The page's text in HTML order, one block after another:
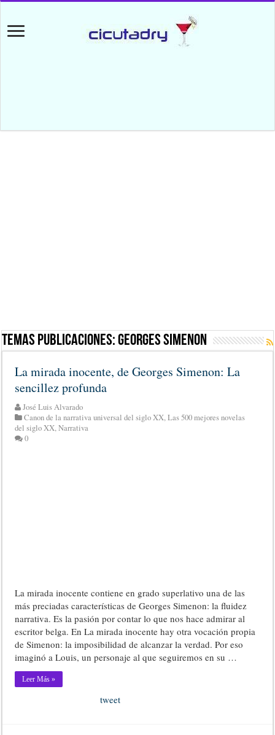
Temas Publicaciones:Georges Simenon
La mirada inocente, de Georges Simenon: La
sencillez profunda
José Luis Alvarado
Canon de la narrativa universal del siglo XX,Las 500 mejores novelas
del siglo XX,Narrativa
0
La mirada inocente contiene en grado superlativo una de las
más preciadas características de Georges Simenon: la fluidez
narrativa. Es la pasión por contar lo que nos hace admirar al
escritor belga. En La mirada inocente hay otra vocación propia
de Simenon: la imposibilidad de alcanzar la verdad. Por eso
imaginó a Louis, un personaje al que seguiremos en su …
Leer Más »
tweet